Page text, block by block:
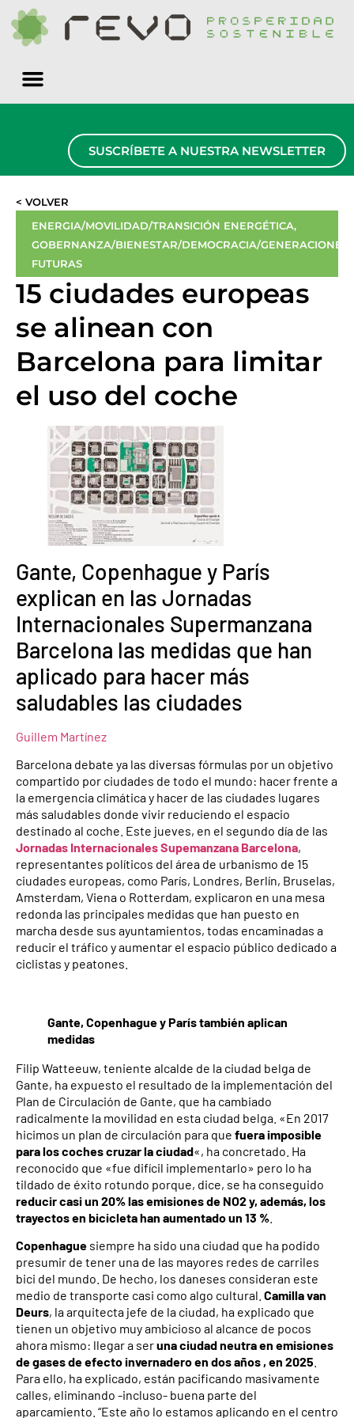
SUSCRÍBETE A NUESTRA NEWSLETTER
< VOLVER
ENERGIA/MOVILIDAD/TRANSICIÓN ENERGÉTICA,
GOBERNANZA/BIENESTAR/DEMOCRACIA/GENERACIONES
FUTURAS
15 ciudades europeas
se alinean con
Barcelona para limitar
el uso del coche
Gante, Copenhague y París
explican en las Jornadas
Internacionales Supermanzana
Barcelona las medidas que han
aplicado para hacer más
saludables las ciudades
Guillem Martínez
Barcelona debate ya las diversas fórmulas por un objetivo
compartido por ciudades de todo el mundo: hacer frente a
la emergencia climática y hacer de las ciudades lugares
más saludables donde vivir reduciendo el espacio
destinado al coche. Este jueves, en el segundo día de las
Jornadas Internacionales Supemanzana Barcelona, ​​
representantes políticos del área de urbanismo de 15
ciudades europeas, como París, Londres, Berlín, Bruselas,
Amsterdam, Viena o Rotterdam, explicaron en una mesa
redonda las principales medidas que han puesto en
marcha desde sus ayuntamientos, todas encaminadas a
reducir el tráfico y aumentar el espacio público dedicado a
ciclistas y peatones.
Gante, Copenhague y París también aplican
medidas
Filip Watteeuw, teniente alcalde de la ciudad belga de
Gante, ha expuesto el resultado de la implementación del
Plan de Circulación de Gante, que ha cambiado
radicalmente la movilidad en esta ciudad belga. «En 2017
hicimos un plan de circulación para que fuera imposible
para los coches cruzar la ciudad«, ha concretado. Ha
reconocido que «fue difícil implementarlo» pero lo ha
tildado de éxito rotundo porque, dice, se ha conseguido
reducir casi un 20% las emisiones de NO2 y, además, los
trayectos en bicicleta han aumentado un 13 %
Copenhague siempre ha sido una ciudad que ha podido
presumir de tener una de las mayores redes de carriles
bici del mundo. De hecho, los daneses consideran este
medio de transporte casi como algo cultural. Camilla van
Deurs, la arquitecta jefe de la ciudad, ha explicado que
tienen un objetivo muy ambicioso al alcance de pocos
ahora mismo: llegar a seruna ciudad neutra en emisiones
de gases de efecto invernadero en dos años , en 2025
Para ello, ha explicado, están pacificando masivamente
calles, eliminando -incluso- buena parte del
aparcamiento. “Este año lo estamos aplicando en el centro